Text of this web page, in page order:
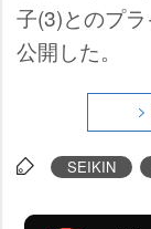
子(3)とのプ
公開した。
SEIKIN